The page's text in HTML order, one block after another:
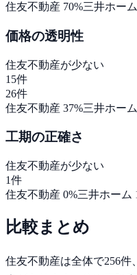
住友不動産 70%三井ホーム
価格の透明性
住友不動産が少ない
15件
26件
住友不動産 37%三井ホーム
工期の正確さ
住友不動産が少ない
1件
住友不動産 0%三井ホーム
比較まとめ
住友不動産は全体で256件、